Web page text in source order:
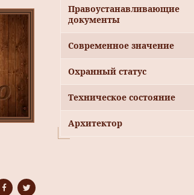
Правоустанавливающие
документы
Современное значение
Охранный статус
Техническое состояние
Архитектор